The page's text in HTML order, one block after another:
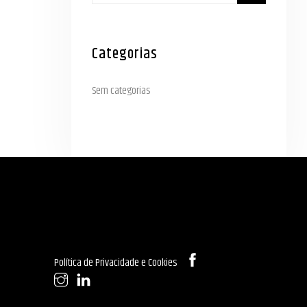
Categorias
Sem categorias
Política de Privacidade e Cookies